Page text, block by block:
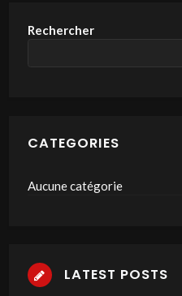
Rechercher
CATEGORIES
Aucune catégorie
LATEST POSTS